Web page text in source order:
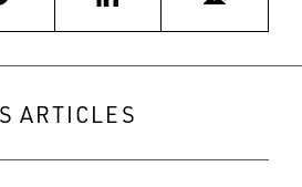
ARTICLES